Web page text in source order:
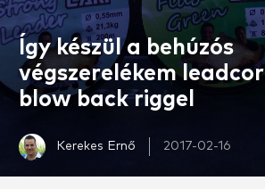
Így készül a behúzós
végszerelékem
blow back riggel
Kerekes Ernő 2017-02-16